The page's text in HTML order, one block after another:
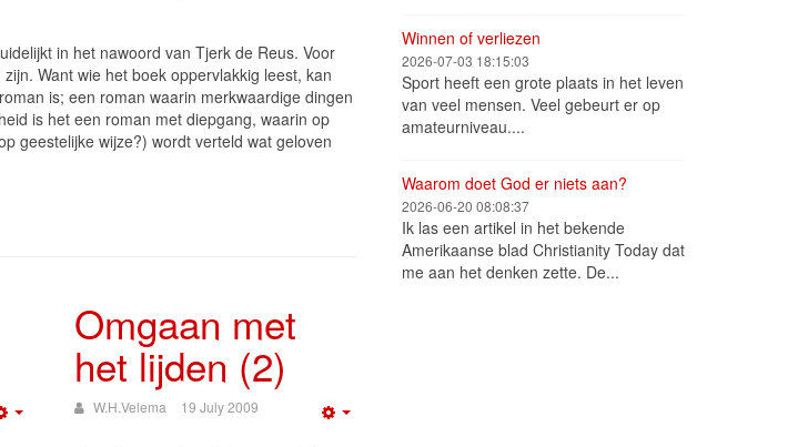
in het nawoord van Tjerk de Reus. Voor
Want wie het boek oppervlakkig leest, kan
is; een roman waarin merkwaardige dingen
is het een roman met diepgang, waarin op
geestelijke wijze?) wordt verteld wat geloven
Omgaan met
het lijden (2)
W.H.Velema 19 July 2009
Winnen of verliezen
2026-07-03 18:15:03
Sport heeft een grote plaats in het leven
van veel mensen. Veel gebeurt er op
amateurniveau....
Waarom doet God er niets aan?
2026-06-20 08:08:37
Ik las een artikel in het bekende
Amerikaanse blad Christianity Today dat
me aan het denken zette. De...